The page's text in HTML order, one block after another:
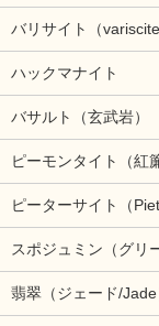
バリサイト（variscite
ハックマナイト
バサルト（玄武岩）
ピーモンタイト（紅
ピーターサイト（
スポジュミン（グリ
翡翠（ジェード/Jade